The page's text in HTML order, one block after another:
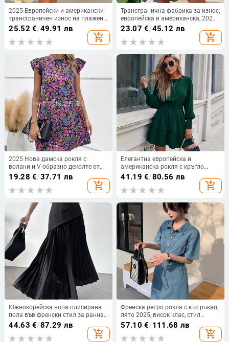
2025 Европейски и американски
трансграничен износ на плажен
прикриващ бикини бански
костюм с чист цвят и пискюли
25.52 €/49.91 лв
add_shopping_cart
Трансгранична фабрика за износ,
европейска и американска, 2025
г., нова рокля с къс ръкав, кръгло
деколте, растителен принт, колан,
дълга пола
23.07 €/45.12 лв
add_shopping_cart
2025 Нова дамска рокля с
волани и V-образно деколте от
Amazon, европейска и
американска версия
19.28 €/37.71 лв
add_shopping_cart
Елегантна европейска и
американска рокля с кръгло
деколте и ръкав, лятна, нова,
пуловер със средна талия,
едноцветна, с дълъг ръкав, за
41.19 €/80.56 лв
add_shopping_cart
Южнокорейска нова плисирана
пола във френски стил за ранна
есен 2025 г., плисирана
контрастна, многофункционална
дълга пола с висока талия за
44.63 €/87.29 лв
add_shopping_cart
Френска ретро рокля с къс ръкав,
лято 2025, висок клас, стил
Хонконг, ретро, пристягаща
талията, за отслабване
57.10 €/111.68 лв
add_shopping_cart